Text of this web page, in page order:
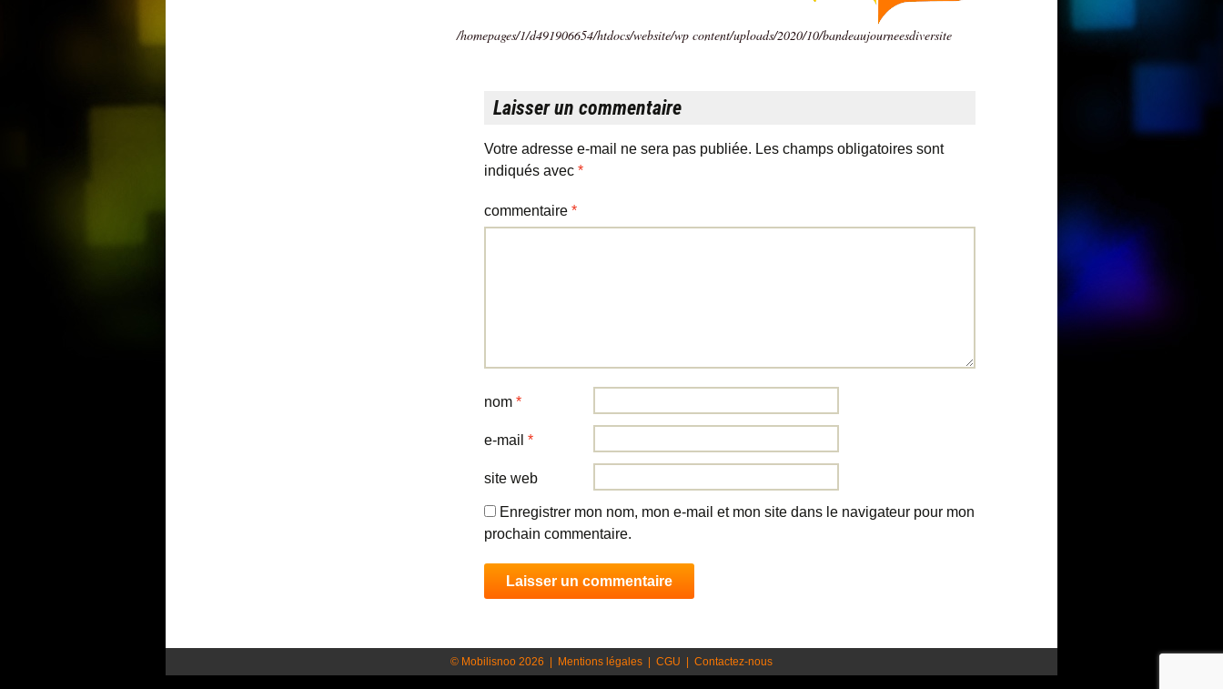
/homepages/1/d491906654/htdocs/website/wp content/uploads/2020/10/bandeaujourneesdiversite
Laisser un commentaire
Votre adresse e-mail ne sera pas publiée. Les champs obligatoires sont
indiqués avec *
commentaire *
nom *
e-mail *
site web
Enregistrer mon nom, mon e-mail et mon site dans le navigateur pour mon
prochain commentaire.
© Mobilisnoo 2026 Mentions légales CGU Contactez-nous